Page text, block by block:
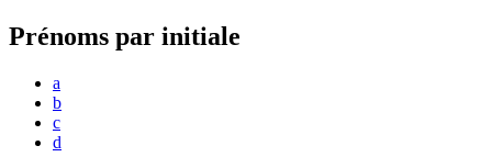
Prénoms par initiale
a
b
c
d